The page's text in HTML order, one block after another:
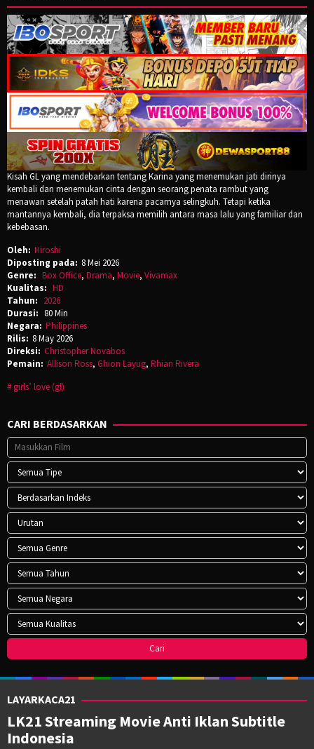
Kisah GL yang mendebarkan tentang Karina yang menemukan jati dirinya
kembali dan menemukan cinta dengan seorang penata rambut yang
menawan setelah patah hati karena pacarnya selingkuh. Tetapi ketika
mantannya kembali, dia terpaksa memilih antara masa lalu yang familiar dan
kebebasan.
Oleh: Hiroshi
Diposting pada: 8 Mei 2026
Genre: Box Office, Drama, Movie, Vivamax
Kualitas: HD
Tahun: 2026
Durasi: 80 Min
Negara: Philippines
Rilis: 8 May 2026
Direksi: Christopher Novabos
Pemain: Allison Ross, Ghion Layug, Rhian Rivera
girls’ love (gl)
CARI BERDASARKAN
LAYARKACA21
LK21 Streaming Movie Anti Iklan Subtitle
Indonesia